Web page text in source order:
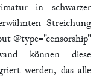
in schwarzer
Streichung
@type="censorship"
können diese
werden, das alle